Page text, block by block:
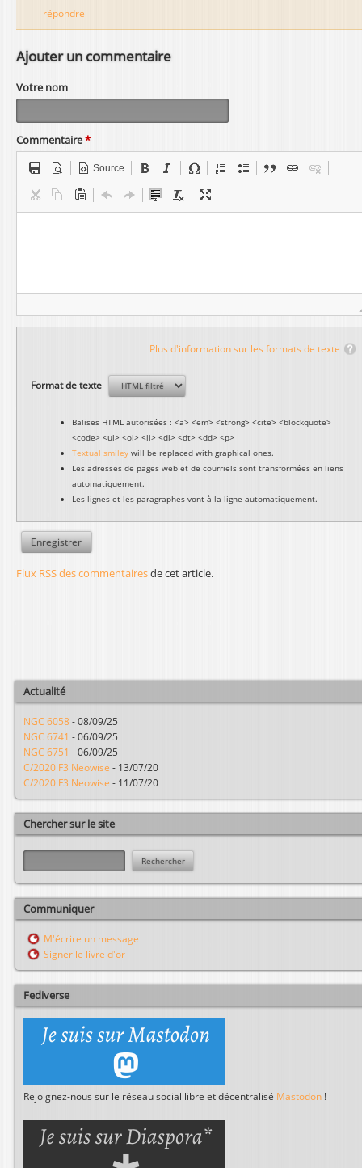
répondre
Ajouter un commentaire
Votre nom
Commentaire*
Source
Plus d'information sur les formats de texte
Format de texte
Balises HTML autorisées : <a> <em> <strong> <cite> <blockquote>
<code> <ul> <ol> <li> <dl> <dt> <dd> <p>
Textual smiley will be replaced with graphical ones.
Les adresses de pages web et de courriels sont transformées en liens
automatiquement.
Les lignes et les paragraphes vont à la ligne automatiquement.
Flux RSS des commentairesde cet article.
Actualité
NGC 6058 - 08/09/25
NGC 6741 - 06/09/25
NGC 6751 - 06/09/25
C/2020 F3 Neowise - 13/07/20
C/2020 F3 Neowise - 11/07/20
Chercher sur le site
R
e
c
h
e
h
r
Communiquer
M'écrire un message
Signer le livre d'or
Fediverse
Rejoignez-nous sur le réseau social libre et décentralisé Mastodon !